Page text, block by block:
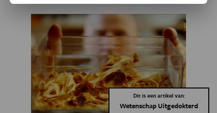
Dit is een artikel van:
Wetenschap Uitgedokterd